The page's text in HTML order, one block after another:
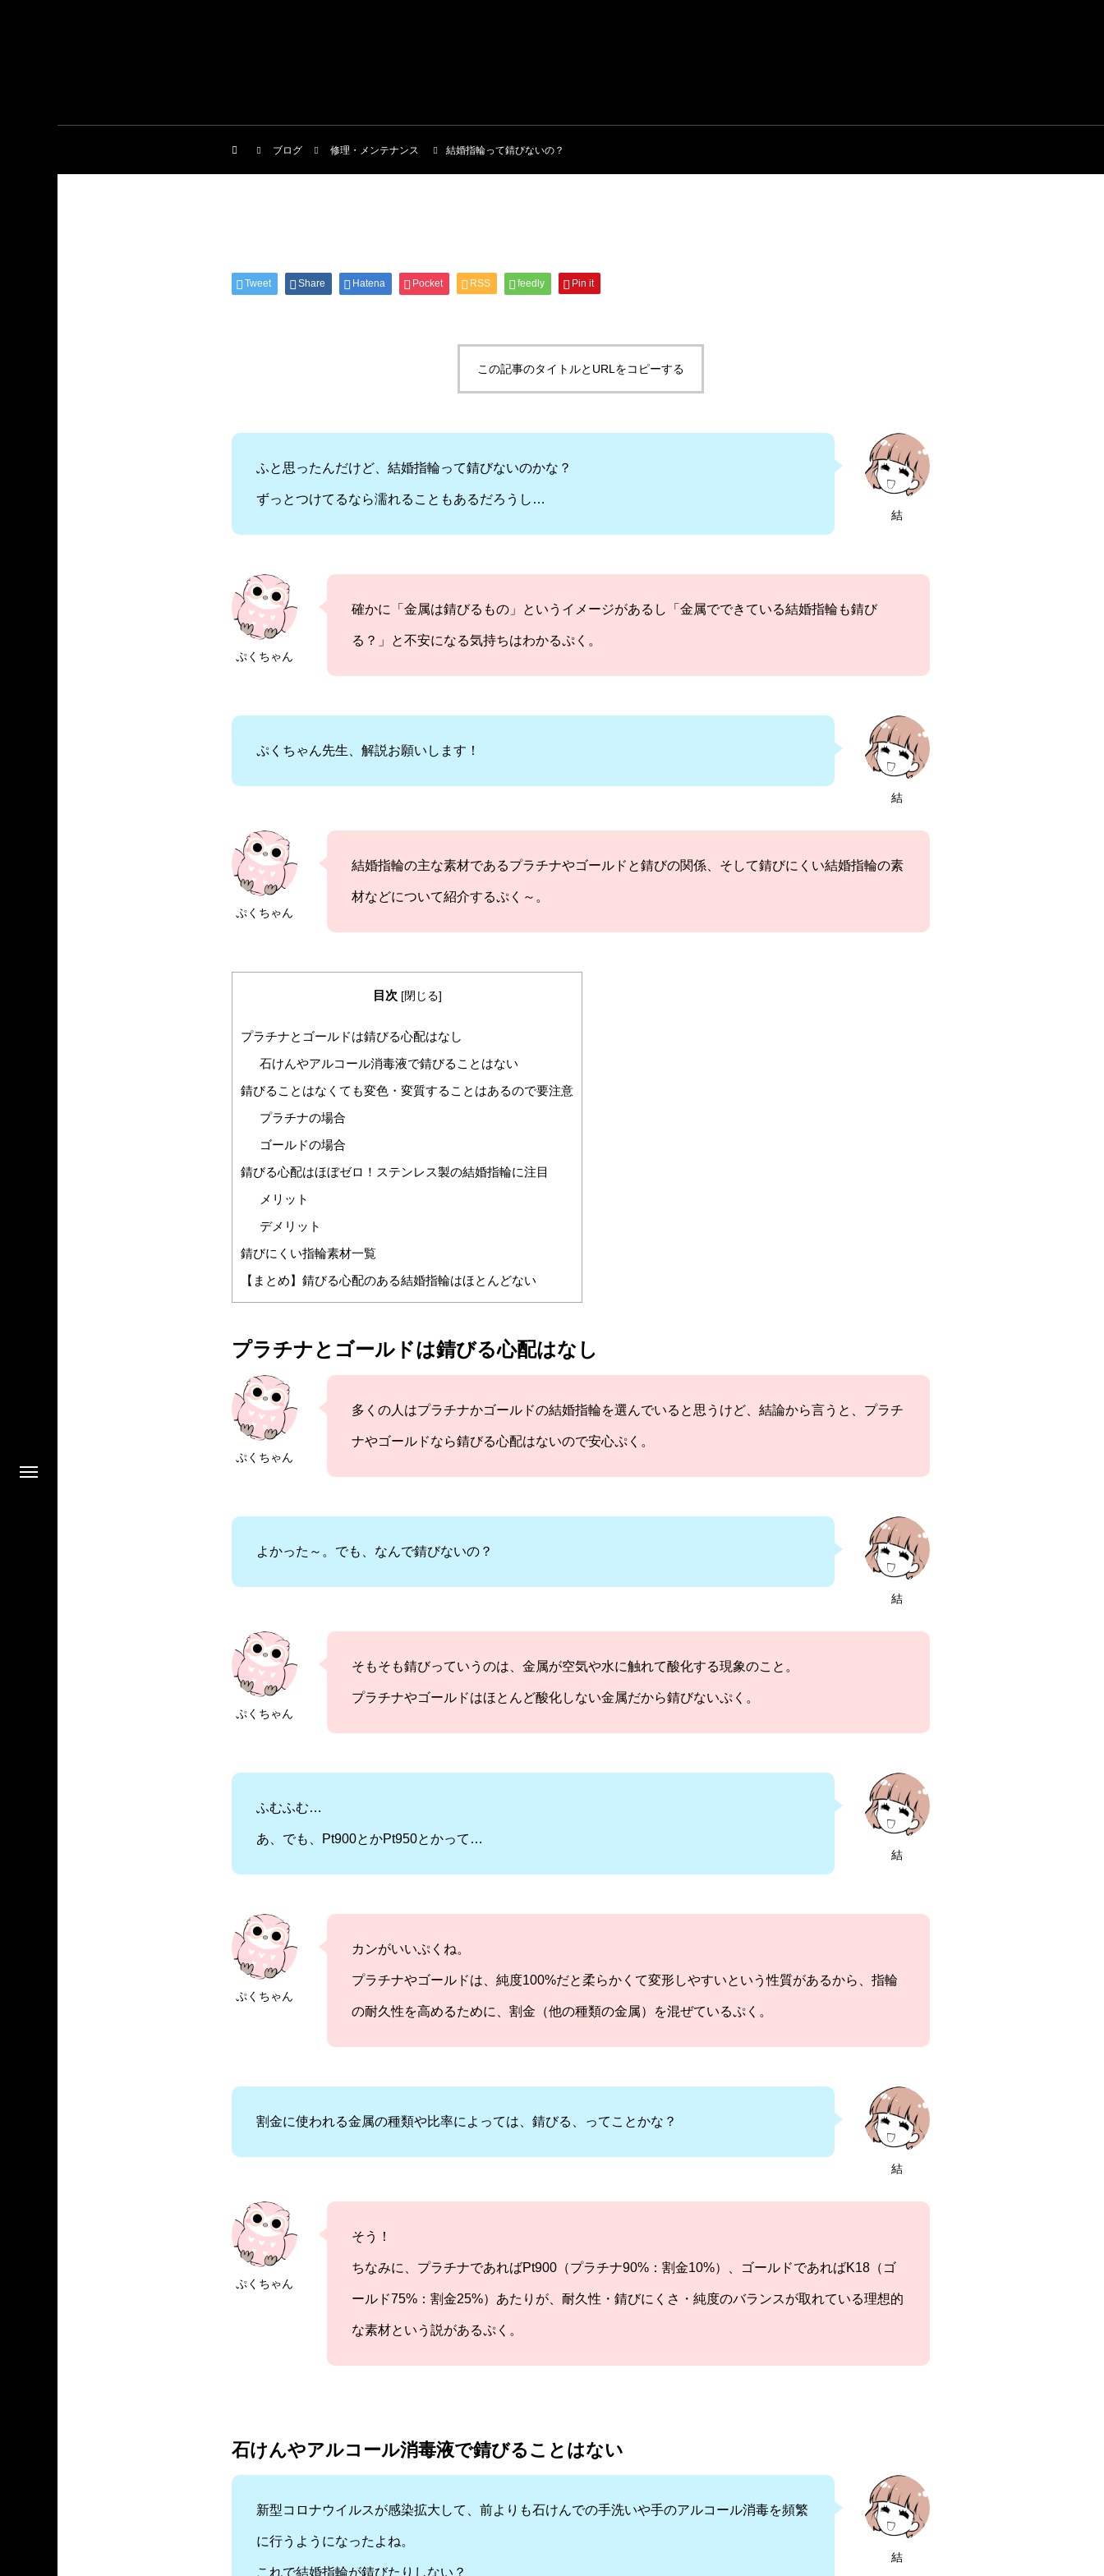
ブログ 修理・メンテナンス 結婚指輪って錆びないの？
Tweet Share Hatena Pocket RSS feedly Pin it
この記事のタイトルとURLをコピーする
結
ふと思ったんだけど、結婚指輪って錆びないのかな？
ずっとつけてるなら濡れることもあるだろうし…
ぷくちゃん
確かに「金属は錆びるもの」というイメージがあるし「金属でできている結婚指輪も錆び
る？」と不安になる気持ちはわかるぷく。
結
ぷくちゃん先生、解説お願いします！
ぷくちゃん
結婚指輪の主な素材であるプラチナやゴールドと錆びの関係、そして錆びにくい結婚指輪の素
材などについて紹介するぷく～。
目次 [閉じる]
プラチナとゴールドは錆びる心配はなし
石けんやアルコール消毒液で錆びることはない
錆びることはなくても変色・変質することはあるので要注意
プラチナの場合
ゴールドの場合
錆びる心配はほぼゼロ！ステンレス製の結婚指輪に注目
メリット
デメリット
錆びにくい指輪素材一覧
【まとめ】錆びる心配のある結婚指輪はほとんどない
プラチナとゴールドは錆びる心配はなし
ぷくちゃん
多くの人はプラチナかゴールドの結婚指輪を選んでいると思うけど、結論から言うと、プラチ
ナやゴールドなら錆びる心配はないので安心ぷく。
結
よかった～。でも、なんで錆びないの？
ぷくちゃん
そもそも錆びっていうのは、金属が空気や水に触れて酸化する現象のこと。
プラチナやゴールドはほとんど酸化しない金属だから錆びないぷく。
結
ふむふむ…
あ、でも、Pt900とかPt950とかって…
ぷくちゃん
カンがいいぷくね。
プラチナやゴールドは、純度100%だと柔らかくて変形しやすいという性質があるから、指輪
の耐久性を高めるために、割金（他の種類の金属）を混ぜているぷく。
結
割金に使われる金属の種類や比率によっては、錆びる、ってことかな？
ぷくちゃん
そう！
ちなみに、プラチナであればPt900（プラチナ90%：割金10%）、ゴールドであればK18（ゴ
ールド75%：割金25%）あたりが、耐久性・錆びにくさ・純度のバランスが取れている理想的
な素材という説があるぷく。
石けんやアルコール消毒液で錆びることはない
結
新型コロナウイルスが感染拡大して、前よりも石けんでの手洗いや手のアルコール消毒を頻繁
に行うようになったよね。
これで結婚指輪が錆びたりしない？